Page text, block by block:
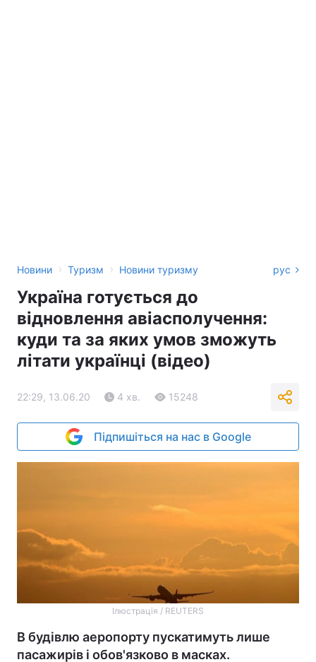
Новини › Туризм › Новини туризму рус
Україна готується до
відновлення авіасполучення:
куди та за яких умов зможуть
літати українці (відео)
22:29, 13.06.20 4 хв. 15248
Підпишіться на нас в Google
Ілюстрація / REUTERS
В будівлю аеропорту пускатимуть лише
пасажирів і обов'язково в масках.